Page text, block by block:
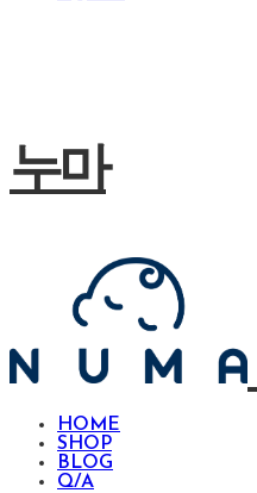
누마
HOME
SHOP
BLOG
Q/A